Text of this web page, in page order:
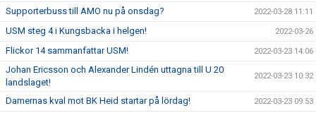
Supporterbuss till AMO nu på onsdag? 2022-03-28 11:11
USM steg 4 i Kungsbacka i helgen! 2022-03-26
Flickor 14 sammanfattar USM! 2022-03-23 14:06
Johan Ericsson och Alexander Lindén uttagna till U 20
landslaget!
2022-03-23 10:32
Damernas kval mot BK Heid startar på lördag! 2022-03-23 09:53